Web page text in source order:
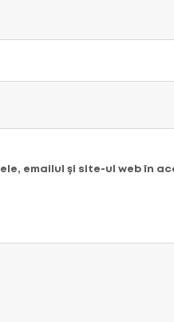
emailul și site-ul web în